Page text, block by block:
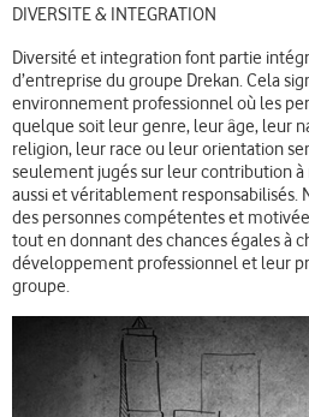
DIVERSITE & INTEGRATION
Diversité et integration font partie
d’entreprise du groupe Drekan. Cela
environnement professionnel où les
quelque soit leur genre, leur âge, leur
religion, leur race ou leur orientation
seulement jugés sur leur contribution
aussi et véritablement
des personnes compétentes et
tout en donnant des chances égales à
développement professionnel et leur
groupe.